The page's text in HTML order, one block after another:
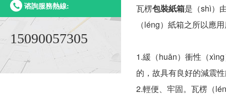
谘詢服務熱線:
15090057305
瓦楞包裝紙箱是（shì）
（léng）紙箱之所以應
1.緩（huǎn）衝性（
的，故具有良好的減震
2.輕便、牢固。瓦楞（